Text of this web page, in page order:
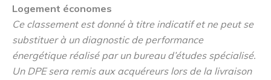
cadre préservé et intimiste pour les résidents. Le
bâtiment est inspiré de l’architecture classique briarde et
de l’identité régionale, autant sur les volumes que sur les
couleurs et matériaux utilisés. La résidence présente une
toiture en tuiles plates de couleur brune, des façades
Logement économes
Ce classement est donné à titre indicatif et ne peut se
substituer à un diagnostic de performance
énergétique réalisé par un bureau d’études spécialisé.
Un DPE sera remis aux acquéreurs lors de la livraison